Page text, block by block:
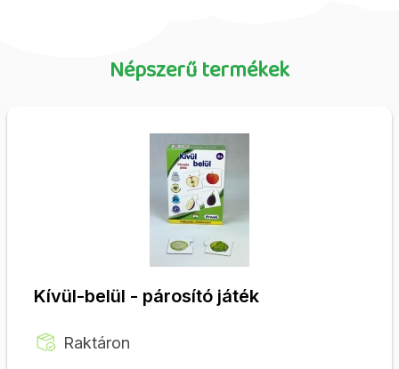
Népszerű termékek
Kívül-belül - párosító játék
Raktáron